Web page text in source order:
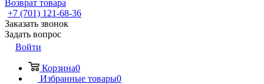
Возврат товара
+7 (701) 121-68-36
Заказать звонок
Задать вопрос
Войти
Корзина0
Избранные товары0